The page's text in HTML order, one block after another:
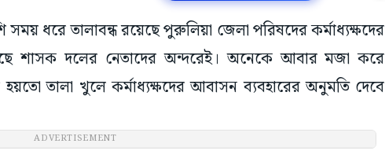
সময় ধরে তালাবন্ধ রয়েছে পুরুলিয়া জেলা পরিষদের কর্মাধ্যক্ষদের
শাসক দলের নেতাদের অন্দরেই। অনেকে আবার মজা করে
তালা খুলে কর্মাধ্যক্ষদের আবাসন ব্যবহারের অনুমতি দেবে
ADVERTISEMENT